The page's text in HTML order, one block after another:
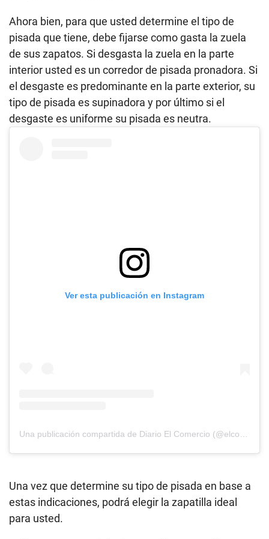
Ahora bien, para que usted determine el tipo de
pisada que tiene, debe fijarse como gasta la zuela
de sus zapatos. Si desgasta la zuela en la parte
interior usted es un corredor de pisada pronadora. Si
el desgaste es predominante en la parte exterior, su
tipo de pisada es supinadora y por último si el
desgaste es uniforme su pisada es neutra.
Ver esta publicación en Instagram
Una vez que determine su tipo de pisada en base a
estas indicaciones, podrá elegir la zapatilla ideal
para usted.